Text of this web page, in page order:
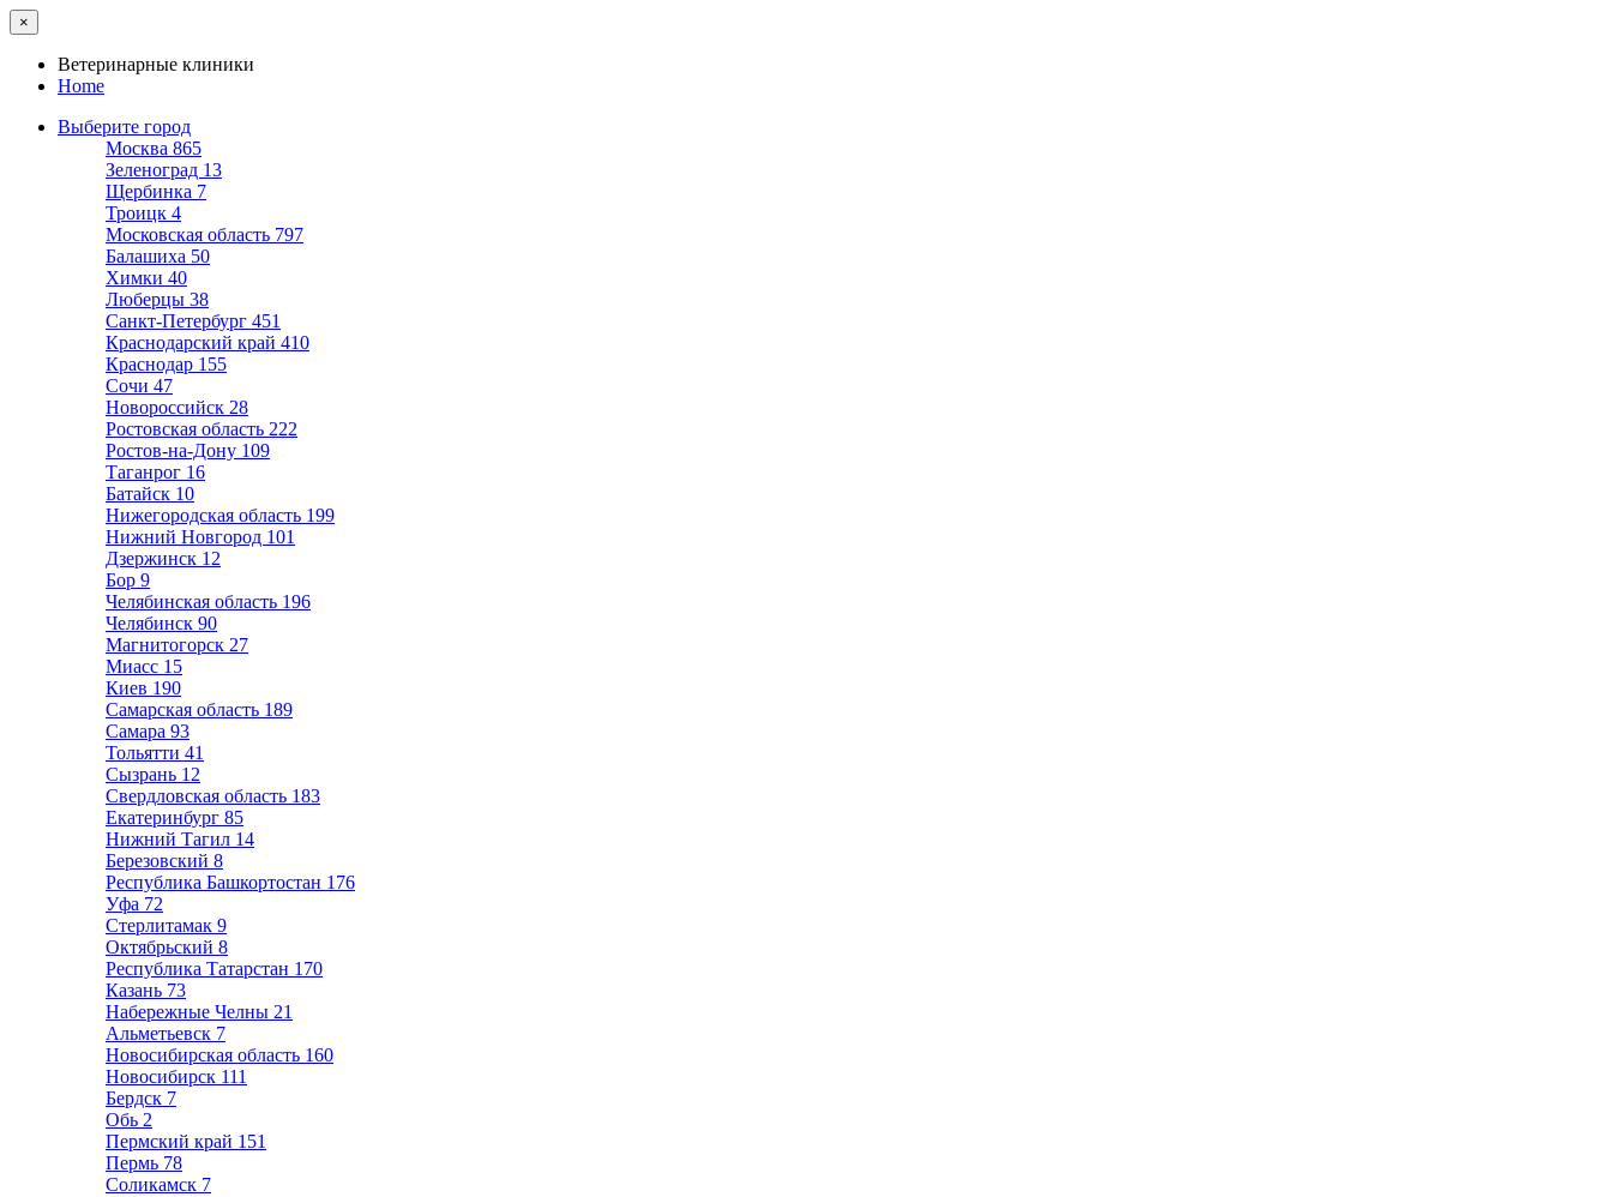
×
Ветеринарные клиники
Home
Выберите город
Москва 865
Зеленоград 13
Щербинка 7
Троицк 4
Московская область 797
Балашиха 50
Химки 40
Люберцы 38
Санкт-Петербург 451
Краснодарский край 410
Краснодар 155
Сочи 47
Новороссийск 28
Ростовская область 222
Ростов-на-Дону 109
Таганрог 16
Батайск 10
Нижегородская область 199
Нижний Новгород 101
Дзержинск 12
Бор 9
Челябинская область 196
Челябинск 90
Магнитогорск 27
Миасс 15
Киев 190
Самарская область 189
Самара 93
Тольятти 41
Сызрань 12
Свердловская область 183
Екатеринбург 85
Нижний Тагил 14
Березовский 8
Республика Башкортостан 176
Уфа 72
Стерлитамак 9
Октябрьский 8
Республика Татарстан 170
Казань 73
Набережные Челны 21
Альметьевск 7
Новосибирская область 160
Новосибирск 111
Бердск 7
Обь 2
Пермский край 151
Пермь 78
Соликамск 7